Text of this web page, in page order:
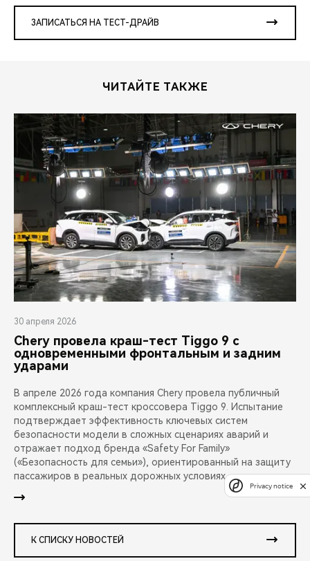
ЗАПИСАТЬСЯ НА ТЕСТ-ДРАЙВ
ЧИТАЙТЕ ТАКЖЕ
30 апреля 2026
Chery провела краш-тест Tiggo 9 с
одновременными фронтальным и задним
ударами
В апреле 2026 года компания Chery провела публичный
комплексный краш-тест кроссовера Tiggo 9. Испытание
подтверждает эффективность ключевых систем
безопасности модели в сложных сценариях аварий и
отражает подход бренда «Safety For Family»
(«Безопасность для семьи»), ориентированный на защиту
пассажиров в реальных дорожных условиях.
К СПИСКУ НОВОСТЕЙ
Privacy notice